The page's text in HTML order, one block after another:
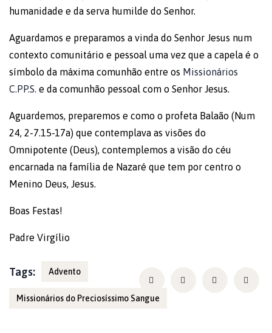
humanidade e da serva humilde do Senhor.
Aguardamos e preparamos a vinda do Senhor Jesus num
contexto comunitário e pessoal uma vez que a capela é o
símbolo da máxima comunhão entre os Missionários
C.PP.S. e da comunhão pessoal com o Senhor Jesus.
Aguardemos, preparemos e como o profeta Balaão (Num
24, 2-7.15-17a) que contemplava as visões do
Omnipotente (Deus), contemplemos a visão do céu
encarnada na família de Nazaré que tem por centro o
Menino Deus, Jesus.
Boas Festas!
Padre Virgílio
Tags: Advento
Missionários do Preciosíssimo Sangue